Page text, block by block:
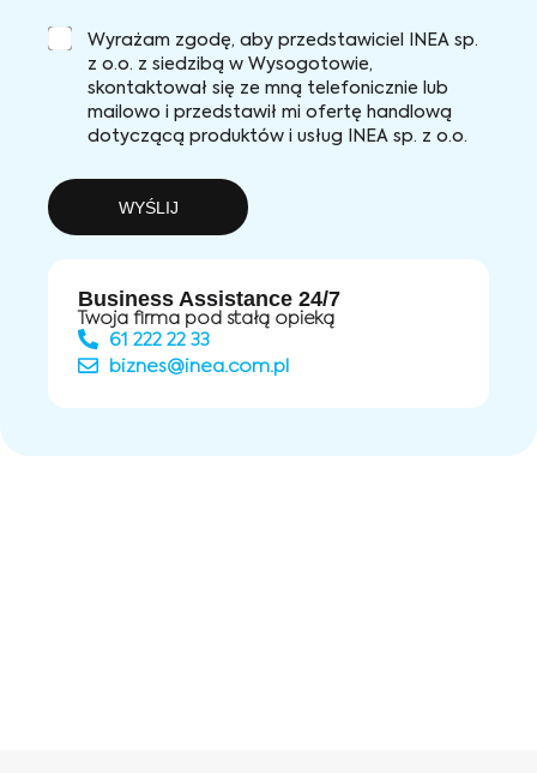
Wyrażam zgodę, aby przedstawiciel INEA sp.
z o.o. z siedzibą w Wysogotowie,
skontaktował się ze mną telefonicznie lub
mailowo i przedstawił mi ofertę handlową
dotyczącą produktów i usług INEA sp. z o.o.
WYŚLIJ
Business Assistance 24/7
Twoja firma pod stałą opieką
61 222 22 33
biznes@inea.com.pl